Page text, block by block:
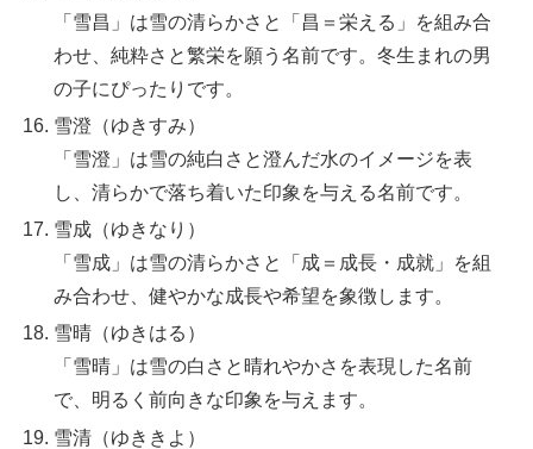
「雪昌」は雪の清らかさと「昌＝栄える」を組み合
わせ、純粋さと繁栄を願う名前です。冬生まれの男
の子にぴったりです。
雪澄（ゆきすみ）
「雪澄」は雪の純白さと澄んだ水のイメージを表
し、清らかで落ち着いた印象を与える名前です。
雪成（ゆきなり）
「雪成」は雪の清らかさと「成＝成長・成就」を組
み合わせ、健やかな成長や希望を象徴します。
雪晴（ゆきはる）
「雪晴」は雪の白さと晴れやかさを表現した名前
で、明るく前向きな印象を与えます。
雪清（ゆききよ）